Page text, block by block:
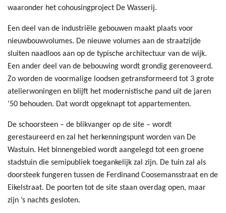
waaronder het cohousingproject De Wasserij.
Een deel van de industriële gebouwen maakt plaats voor
nieuwbouwvolumes. De nieuwe volumes aan de straatzijde
sluiten naadloos aan op de typische architectuur van de wijk.
Een ander deel van de bebouwing wordt grondig gerenoveerd.
Zo worden de voormalige loodsen getransformeerd tot 3 grote
atelierwoningen en blijft het modernistische pand uit de jaren
’50 behouden. Dat wordt opgeknapt tot appartementen.
De schoorsteen – de blikvanger op de site – wordt
gerestaureerd en zal het herkenningspunt worden van De
Wastuin. Het binnengebied wordt aangelegd tot een groene
stadstuin die semipubliek toegankelijk zal zijn. De tuin zal als
doorsteek fungeren tussen de Ferdinand Coosemansstraat en de
Eikelstraat. De poorten tot de site staan overdag open, maar
zijn ’s nachts gesloten.